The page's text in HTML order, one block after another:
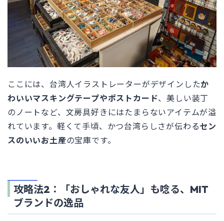
ここには、台湾人イラストレーターがデザインしたか
わいいマスキングテープやポストカード、美しい装丁
のノートなど、文房具好きにはたまらないアイテムが溢
れています。軽くて手頃、かつ台湾らしさが伝わるセン
スのいいお土産の宝庫です。
攻略法2：「おしゃれな友人」も唸る、MIT
ブランドの逸品